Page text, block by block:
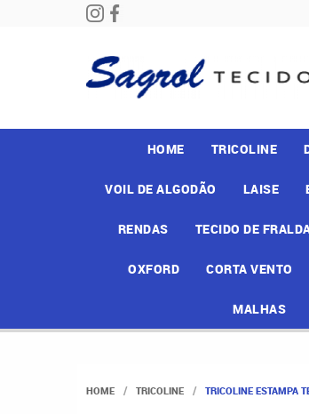
HOME TRICOLINE
VOIL DE ALGODÃO LAISE
RENDAS TECIDO DE
OXFORD CORTA VENTO
MALHAS
HOME TRICOLINE TRICOLINE ESTAMPA